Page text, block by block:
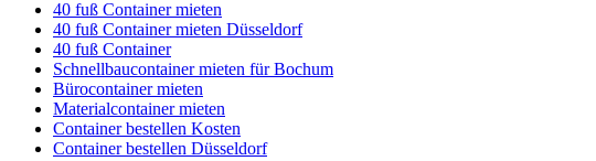
40 fuß Container mieten
40 fuß Container mieten Düsseldorf
40 fuß Container
Schnellbaucontainer mieten für Bochum
Bürocontainer mieten
Materialcontainer mieten
Container bestellen Kosten
Container bestellen Düsseldorf